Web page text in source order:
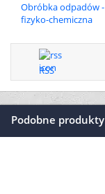
Obróbka odpadów -
fizyko-chemiczna
RSS
Podobne produkty